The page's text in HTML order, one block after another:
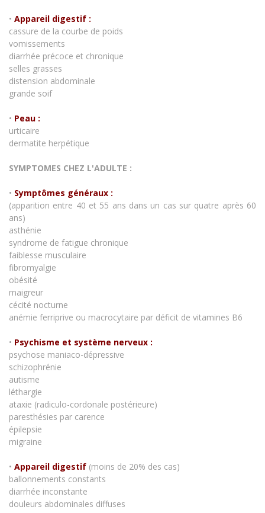
• Appareil digestif :
cassure de la courbe de poids
vomissements
diarrhée précoce et chronique
selles grasses
distension abdominale
grande soif
• Peau :
urticaire
dermatite herpétique
SYMPTOMES CHEZ L'ADULTE :
• Symptômes généraux :
(apparition entre 40 et 55 ans dans un cas sur quatre après 60
ans)
asthénie
syndrome de fatigue chronique
faiblesse musculaire
fibromyalgie
obésité
maigreur
cécité nocturne
anémie ferriprive ou macrocytaire par déficit de vitamines B6
• Psychisme et système nerveux :
psychose maniaco-dépressive
schizophrénie
autisme
léthargie
ataxie (radiculo-cordonale postérieure)
paresthésies par carence
épilepsie
migraine
• Appareil digestif (moins de 20% des cas)
ballonnements constants
diarrhée inconstante
douleurs abdominales diffuses